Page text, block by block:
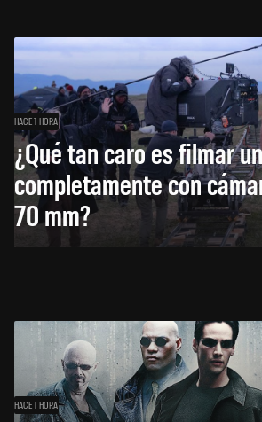
HACE 1 HORA
¿Qué tan caro es filmar
completamente con
70 mm?
HACE 1 HORA